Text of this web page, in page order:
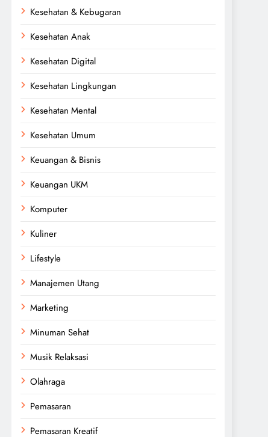
Kesehatan & Kebugaran
Kesehatan Anak
Kesehatan Digital
Kesehatan Lingkungan
Kesehatan Mental
Kesehatan Umum
Keuangan & Bisnis
Keuangan UKM
Komputer
Kuliner
Lifestyle
Manajemen Utang
Marketing
Minuman Sehat
Musik Relaksasi
Olahraga
Pemasaran
Pemasaran Kreatif